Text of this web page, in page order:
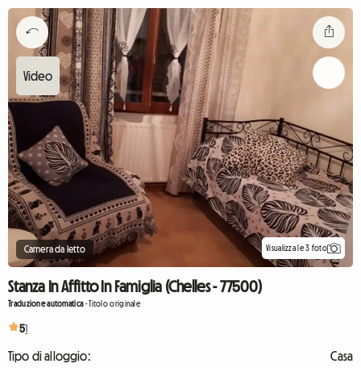
Camera da letto Visualizza le 3 foto
Stanza In Affitto In Famiglia (Chelles - 77500)
Traduzione automatica-Titolo originale
51
Tipo di alloggio:
Casa